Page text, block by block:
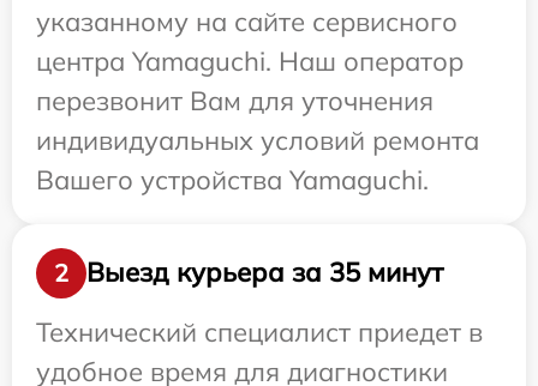
указанному на сайте сервисного
центра Yamaguchi. Наш оператор
перезвонит Вам для уточнения
индивидуальных условий ремонта
Вашего устройства Yamaguchi.
2
Выезд курьера за 35 минут
Технический специалист приедет в
удобное время для диагностики